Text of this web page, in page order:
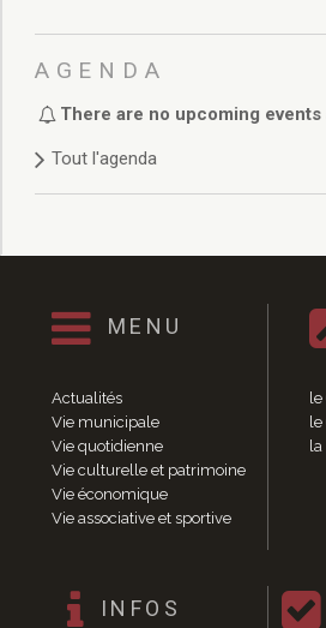
Délibérations 2022
Délibérations 2021
Délibérations 2020
Délibérations 2019
Délibérations 2018
Délibérations 2014
Délibérations 2013
Délibérations 2011
Délibérations 2010
Délibérations 2009
Délibérations 2008
Agenda réunions publiques
Marchés publics
Vie quotidienne
AGENDA
There are no upcoming
Tout l'agenda
MENU
Actualités
Vie municipale
Vie quotidienne
Vie culturelle et patrimoine
Vie économique
Vie associative et sportive
INFOS